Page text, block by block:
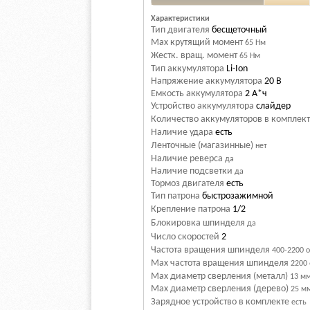
Характеристики
Тип двигателя бесщеточный
Max крутящий момент 65 Нм
Жестк. вращ. момент65 Нм
Тип аккумулятора Li-Ion
Напряжение аккумулятора 20 В
Емкость аккумулятора 2 А*ч
Устройство аккумулятора слайдер
Количество аккумуляторов в
Наличие удара есть
Ленточные (магазинные) нет
Наличие реверса да
Наличие подсветки да
Тормоз двигателя есть
Тип патрона быстрозажимной
Крепление патрона 1/2
Блокировка шпинделя да
Число скоростей 2
Частота вращения шпинделя 400-2200
Max частота вращения шпинделя 2200
Max диаметр сверления (металл) 13
Мах диаметр сверления (дерево) 25
Зарядное устройство в комплекте есть